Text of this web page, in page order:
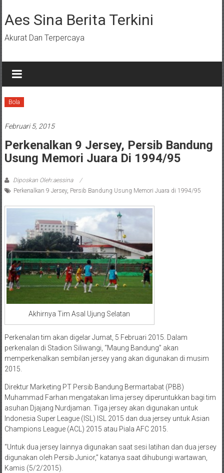
ke
konten
Aes Sina Berita Terkini
Akurat Dan Terpercaya
Bola
Februari 5, 2015
Perkenalkan 9 Jersey, Persib Bandung
Usung Memori Juara Di 1994/95
Diposkan Oleh:aessina
Perkenalkan 9 Jersey, Persib Bandung Usung Memori Juara di 1994/95
Akhirnya Tim Asal Ujung Selatan
Perkenalan tim akan digelar Jumat, 5 Februari 2015. Dalam
perkenalan di Stadion Siliwangi, “Maung Bandung” akan
memperkenalkan sembilan jersey yang akan digunakan di musim
2015.
Direktur Marketing PT Persib Bandung Bermartabat (PBB)
Muhammad Farhan mengatakan lima jersey diperuntukkan bagi tim
asuhan Djajang Nurdjaman. Tiga jersey akan digunakan untuk
Indonesia Super League (ISL) ISL 2015 dan dua jersey untuk Asian
Champions League (ACL) 2015 atau Piala AFC 2015.
“Untuk dua jersey lainnya digunakan saat sesi latihan dan dua jersey
digunakan oleh Persib Junior,” katanya saat dihubungi wartawan,
Kamis (5/2/2015).